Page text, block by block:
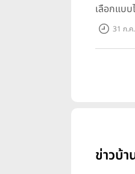
เลือกแบบ
อนาคตข
31 ก.ค
ข่าวบ้